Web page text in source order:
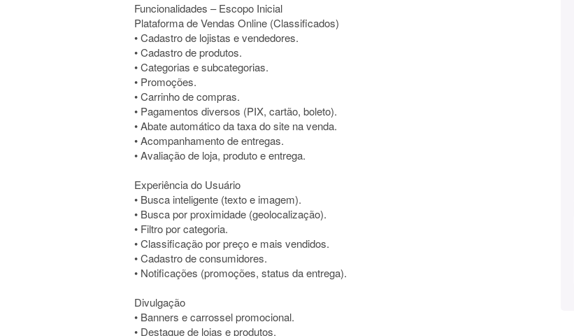
Funcionalidades – Escopo Inicial
Plataforma de Vendas Online (Classificados)
• Cadastro de lojistas e vendedores.
• Cadastro de produtos.
• Categorias e subcategorias.
• Promoções.
• Carrinho de compras.
• Pagamentos diversos (PIX, cartão, boleto).
• Abate automático da taxa do site na venda.
• Acompanhamento de entregas.
• Avaliação de loja, produto e entrega.
Experiência do Usuário
• Busca inteligente (texto e imagem).
• Busca por proximidade (geolocalização).
• Filtro por categoria.
• Classificação por preço e mais vendidos.
• Cadastro de consumidores.
• Notificações (promoções, status da entrega).
Divulgação
• Banners e carrossel promocional.
• Destaque de lojas e produtos.